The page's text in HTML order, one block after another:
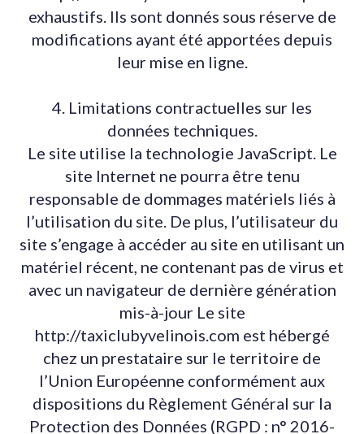
exhaustifs. Ils sont donnés sous réserve de
modifications ayant été apportées depuis
leur mise en ligne.
4. Limitations contractuelles sur les
données techniques.
Le site utilise la technologie JavaScript. Le
site Internet ne pourra être tenu
responsable de dommages matériels liés à
l’utilisation du site. De plus, l’utilisateur du
site s’engage à accéder au site en utilisant un
matériel récent, ne contenant pas de virus et
avec un navigateur de dernière génération
mis-à-jour Le site
http://taxiclubyvelinois.com est hébergé
chez un prestataire sur le territoire de
l’Union Européenne conformément aux
dispositions du Règlement Général sur la
Protection des Données (RGPD : n° 2016-